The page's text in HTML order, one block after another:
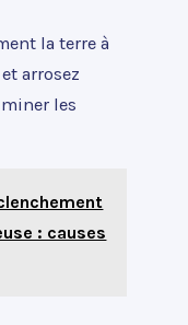
la terre à
arrosez
les
: causes